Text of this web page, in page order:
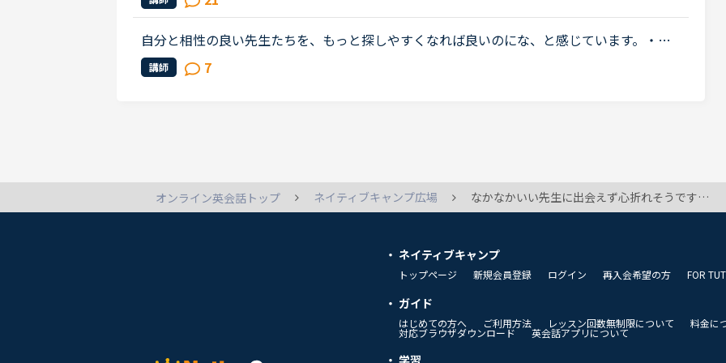
いることもほぼ理解できるようにな...
自分と相性の良い先生たちを、もっと探しやすくなれば良いのにな、と感じています。・先
生の得意な教材、もしくはお気に入りの教材を3つくらい太文字で表示してほしい。「このテ
キスト、はじめて」と言う先生との...
講師 7
オンライン英会話トップ ネイティブキャンプ広場 なかなかいい先生に出会えず心折れそうです…
ネイティブキャンプ
トップページ 新規会員登録 ログイン 再入会希望の方 FOR
ガイド
はじめての方へ ご利用方法 レッスン回数無制限について 料金に
対応ブラウザダウンロード 英会話アプリについて
学習